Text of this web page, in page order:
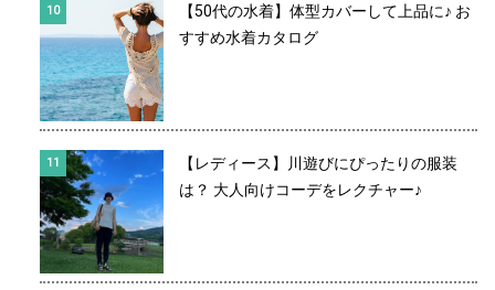
【50代の水着】体型カバーして上品に♪ お
すすめ水着カタログ
【レディース】川遊びにぴったりの服装
は？ 大人向けコーデをレクチャー♪